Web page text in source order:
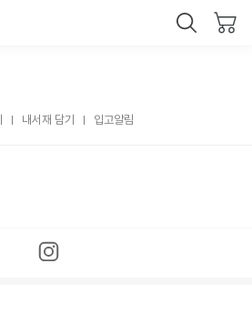
내서재 담기 입고알림